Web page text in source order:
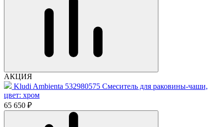
АКЦИЯ
Kludi Ambienta 532980575 Смеситель для раковины-чаши,
цвет: хром
65 650 ₽